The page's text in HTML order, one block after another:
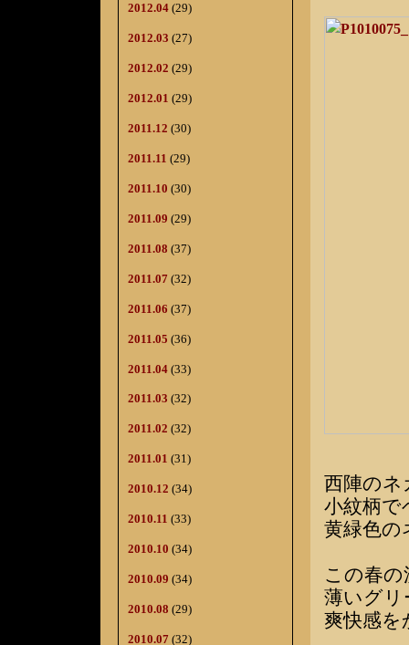
2012.04 (29)
2012.03 (27)
2012.02 (29)
2012.01 (29)
2011.12 (30)
2011.11 (29)
2011.10 (30)
2011.09 (29)
2011.08 (37)
2011.07 (32)
2011.06 (37)
2011.05 (36)
2011.04 (33)
2011.03 (32)
2011.02 (32)
2011.01 (31)
2010.12 (34)
2010.11 (33)
2010.10 (34)
2010.09 (34)
2010.08 (29)
2010.07 (32)
西陣の
小紋柄で
黄緑色の
この春
薄いグリ
爽快感を